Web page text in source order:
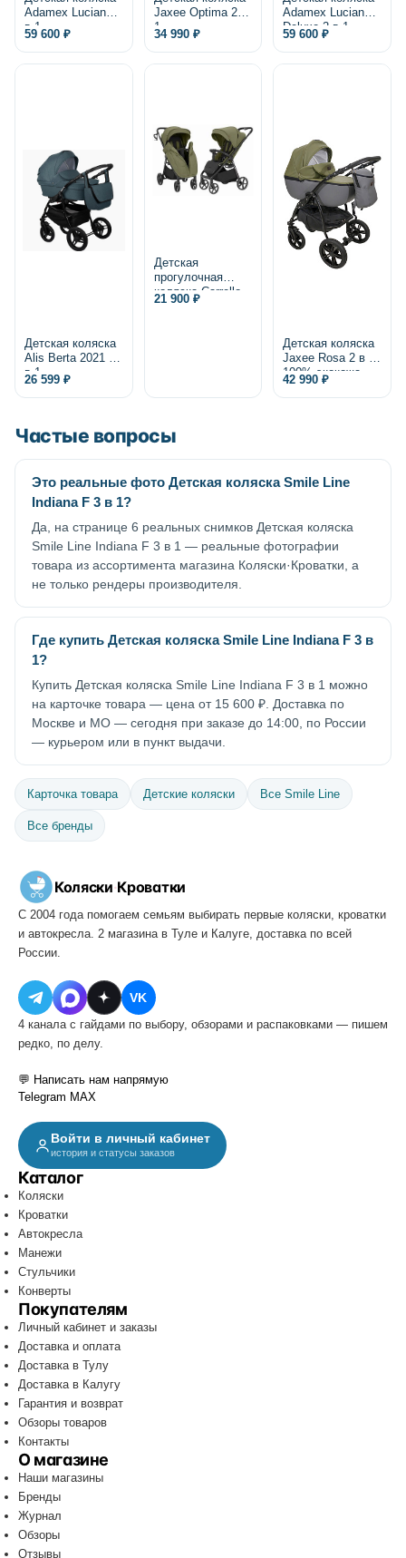
Adamex Luciano 2
в 1
59 600 ₽
Jaxee Optima 2 в
1
34 990 ₽
Adamex Luciano
Deluxe 2 в 1,
экокожа
59 600 ₽
Детская коляска
Alis Berta 2021 2
в 1
26 599 ₽
Детская
прогулочная
коляска Carrello
Bravo Lite CRL-
21 900 ₽
Детская коляска
Jaxee Rosa 2 в 1,
100% экокожа
42 990 ₽
Частые вопросы
Это реальные фото Детская коляска Smile Line
Indiana F 3 в 1?
Да, на странице 6 реальных снимков Детская коляска
Smile Line Indiana F 3 в 1 — реальные фотографии
товара из ассортимента магазина Коляски·Кроватки, а
не только рендеры производителя.
Где купить Детская коляска Smile Line Indiana F 3 в
1?
Купить Детская коляска Smile Line Indiana F 3 в 1 можно
на карточке товара — цена от 15 600 ₽. Доставка по
Москве и МО — сегодня при заказе до 14:00, по России
— курьером или в пункт выдачи.
Карточка товара Детские коляски Все Smile Line
Все бренды
Коляски·Кроватки
С 2004 года помогаем семьям выбирать первые коляски, кроватки
и автокресла. 2 магазина в Туле и Калуге, доставка по всей
России.
VK
4 канала с гайдами по выбору, обзорами и распаковками — пишем
редко, по делу.
💬 Написать нам напрямую
Telegram MAX
Войти в личный кабинет
история и статусы заказов
Каталог
Коляски
Кроватки
Автокресла
Манежи
Стульчики
Конверты
Покупателям
Личный кабинет и заказы
Доставка и оплата
Доставка в Тулу
Доставка в Калугу
Гарантия и возврат
Обзоры товаров
Контакты
О магазине
Наши магазины
Бренды
Журнал
Обзоры
Отзывы